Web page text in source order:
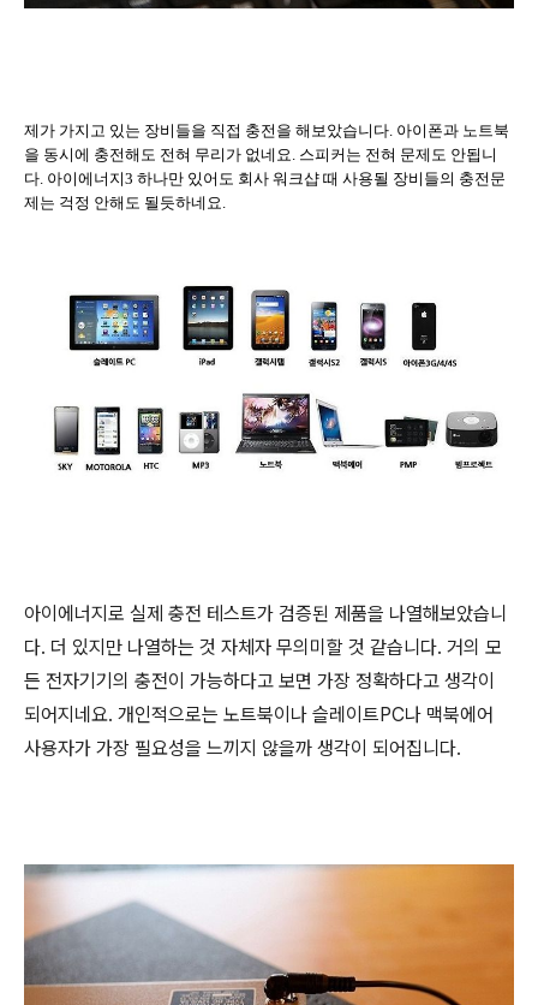
제가 가지고 있는 장비들을 직접 충전을 해보았습니다. 아이폰과 노트북
을 동시에 충전해도 전혀 무리가 없네요. 스피커는 전혀 문제도 안됩니
다. 아이에너지3 하나만 있어도 회사 워크샵 때 사용될 장비들의 충전문
제는 걱정 안해도 될듯하네요.
아이에너지로 실제 충전 테스트가 검증된 제품을 나열해보았습니
다. 더 있지만 나열하는 것 자체자 무의미할 것 같습니다. 거의 모
든 전자기기의 충전이 가능하다고 보면 가장 정확하다고 생각이
되어지네요. 개인적으로는 노트북이나 슬레이트PC나 맥북에어
사용자가 가장 필요성을 느끼지 않을까 생각이 되어집니다.